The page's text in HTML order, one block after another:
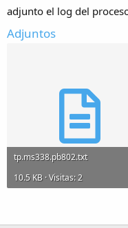
adjunto el log del
Adjuntos
tp.ms338.pb802.txt
10.5 KB · Visitas: 2